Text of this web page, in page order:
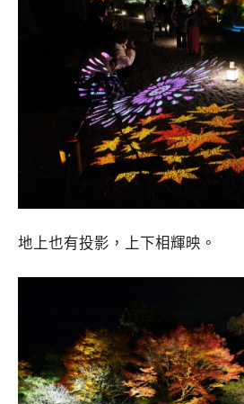
地上也有投影，上下相輝映。